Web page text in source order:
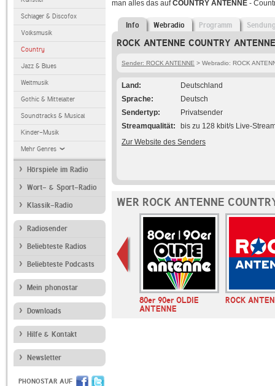
Schlager & Discofox
Volksmusik
Country
Jazz & Blues
Weltmusik
Gothic & Mittelalter
Soundtracks & Musical
Kinder-Musik
Mehr Genres
Hörspiele im Radio
Wort- & Sport-Radio
Klassik-Radio
Radiosender
Beliebteste Radios
Beliebteste Podcasts
Mein phonostar
Downloads
Hilfe & Kontakt
Newsletter
PHONOSTAR AUF
man alles das aufCOUNTRY ANTENNE -
Info Webradio Programm
ROCK ANTENNE COUNTRY
Sender: ROCK ANTENNE > Webradio: ROCK
Land
Deutschland
Sprache
Deutsch
Sendertyp
Privatsender
Streamqualität
bis zu 128 kbit/s Live-
Zur Website des Senders
WER ROCK ANTENNE
SWR4 Baden-
Württemberg
80er 90er OLDIE
ANTENNE
ROCK